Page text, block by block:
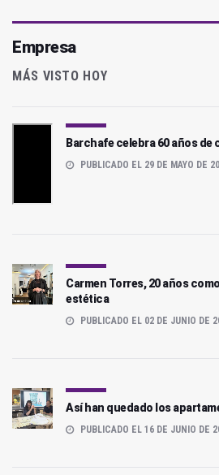
Empresa
MÁS VISTO HOY
Barchafe celebra 60 años
PUBLICADO EL 29 DE MAYO DE
Carmen Torres, 20 años
estética
PUBLICADO EL 02 DE JUNIO DE
Así han quedado los
PUBLICADO EL 16 DE JUNIO DE